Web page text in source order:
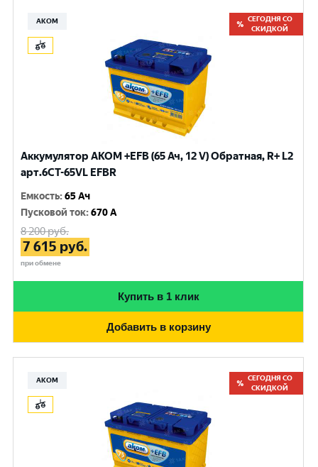
АКОМ
СЕГОДНЯ СО
СКИДКОЙ
Аккумулятор AKOM +EFB (65 Ач, 12 V) Обратная, R+ L2
арт.6CT-65VL EFBR
Емкость:65 Ач
Пусковой ток:670 A
8 200руб.
7 615 руб.
при обмене
Купить в 1 клик
Добавить в корзину
АКОМ
СЕГОДНЯ СО
СКИДКОЙ